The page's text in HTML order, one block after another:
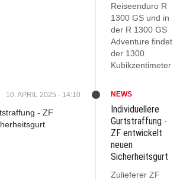
Reiseenduro R
1300 GS und in
der R 1300 GS
Adventure findet
der 1300
Kubikzentimeter
10. APRIL 2025 - 14:10 NEWS
Individuellere
Gurtstraffung -
ZF entwickelt
neuen
Sicherheitsgurt
Zulieferer ZF